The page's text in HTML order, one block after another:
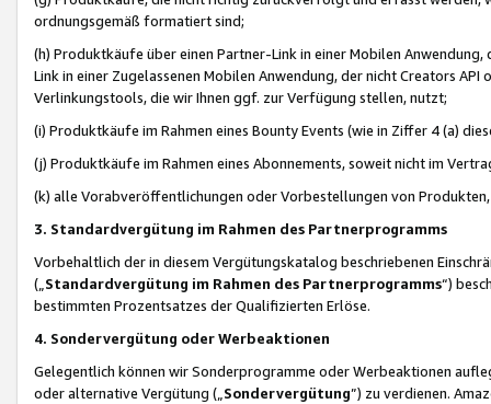
ordnungsgemäß formatiert sind;
(h) Produktkäufe über einen Partner-Link in einer Mobilen
Link in einer Zugelassenen Mobilen Anwendung, der nicht Creators
Verlinkungstools, die wir Ihnen ggf. zur Verfügung stellen, nutzt;
(i) Produktkäufe im Rahmen eines Bounty Events (wie in Ziffer 4 (a)
(j) Produktkäufe im Rahmen eines Abonnements, soweit nicht im
(k) alle Vorabveröffentlichungen oder Vorbestellungen von
3. Standardvergütung im Rahmen des Partnerprogramms
Vorbehaltlich der in diesem Vergütungskatalog beschriebenen
(„ Standardvergütung im Rahmen des Partnerprogramms“)
bestimmten Prozentsatzes der Qualifizierten Erlöse.
4. Sondervergütung oder Werbeaktionen
Gelegentlich können wir Sonderprogramme oder Werbeaktionen
oder alternative Vergütung („ Sondervergütung”) zu verdienen.